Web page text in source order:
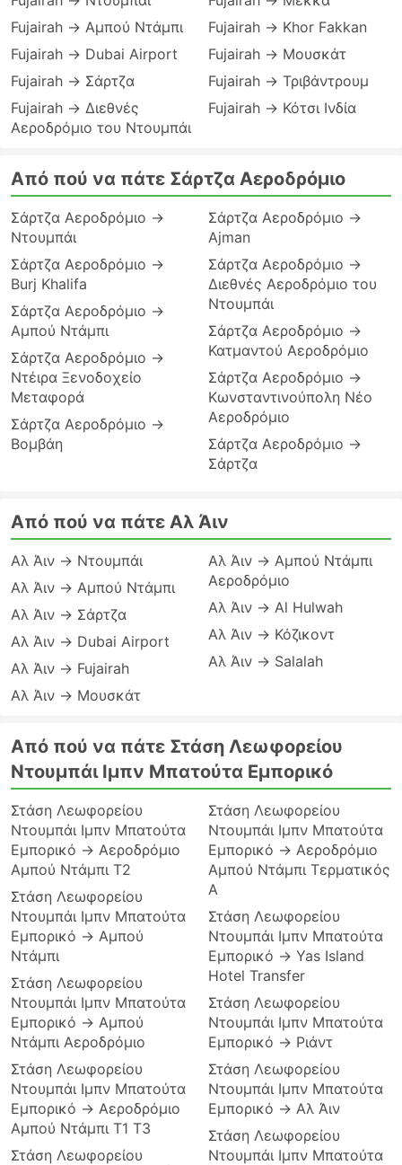
Fujairah → Αμπού Ντάμπι
Fujairah → Dubai Airport
Fujairah → Σάρτζα
Fujairah → Διεθνές
Αεροδρόμιο του Ντουμπάι
Fujairah → Khor Fakkan
Fujairah → Μουσκάτ
Fujairah → Τριβάντρουμ
Fujairah → Κότσι Ινδία
Από πού να πάτε Σάρτζα Αεροδρόμιο
Σάρτζα Αεροδρόμιο →
Ντουμπάι
Σάρτζα Αεροδρόμιο →
Burj Khalifa
Σάρτζα Αεροδρόμιο →
Αμπού Ντάμπι
Σάρτζα Αεροδρόμιο →
Ντέιρα Ξενοδοχείο
Μεταφορά
Σάρτζα Αεροδρόμιο →
Βομβάη
Σάρτζα Αεροδρόμιο →
Ajman
Σάρτζα Αεροδρόμιο →
Διεθνές Αεροδρόμιο του
Ντουμπάι
Σάρτζα Αεροδρόμιο →
Κατμαντού Αεροδρόμιο
Σάρτζα Αεροδρόμιο →
Κωνσταντινούπολη Νέο
Αεροδρόμιο
Σάρτζα Αεροδρόμιο →
Σάρτζα
Από πού να πάτε Αλ Άιν
Αλ Άιν → Ντουμπάι
Αλ Άιν → Αμπού Ντάμπι
Αλ Άιν → Σάρτζα
Αλ Άιν → Dubai Airport
Αλ Άιν → Fujairah
Αλ Άιν → Μουσκάτ
Αλ Άιν → Αμπού Ντάμπι
Αεροδρόμιο
Αλ Άιν → Al Hulwah
Αλ Άιν → Κόζικοντ
Αλ Άιν → Salalah
Από πού να πάτε Στάση Λεωφορείου
Ντουμπάι Ιμπν Μπατούτα Εμπορικό
Στάση Λεωφορείου
Ντουμπάι Ιμπν Μπατούτα
Εμπορικό → Αεροδρόμιο
Αμπού Ντάμπι T2
Στάση Λεωφορείου
Ντουμπάι Ιμπν Μπατούτα
Εμπορικό → Αμπού
Ντάμπι
Στάση Λεωφορείου
Ντουμπάι Ιμπν Μπατούτα
Εμπορικό → Αμπού
Ντάμπι Αεροδρόμιο
Στάση Λεωφορείου
Ντουμπάι Ιμπν Μπατούτα
Εμπορικό → Αεροδρόμιο
Αμπού Ντάμπι T1 T3
Στάση Λεωφορείου
Στάση Λεωφορείου
Ντουμπάι Ιμπν Μπατούτα
Εμπορικό → Αεροδρόμιο
Αμπού Ντάμπι Τερματικός
Α
Στάση Λεωφορείου
Ντουμπάι Ιμπν Μπατούτα
Εμπορικό → Yas Island
Hotel Transfer
Στάση Λεωφορείου
Ντουμπάι Ιμπν Μπατούτα
Εμπορικό → Ριάντ
Στάση Λεωφορείου
Ντουμπάι Ιμπν Μπατούτα
Εμπορικό → Αλ Άιν
Στάση Λεωφορείου
Ντουμπάι Ιμπν Μπατούτα